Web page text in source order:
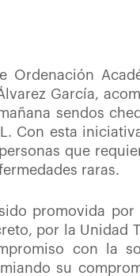
Ordenación
García,
sendos
Con esta
que
raras.
promovida
por la Unidad
con la
su